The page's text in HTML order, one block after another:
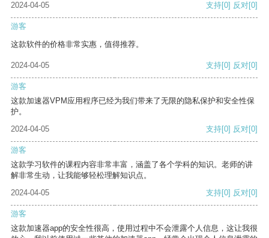
2024-04-05
支持[0] 反对[0]
游客
这款软件的价格非常实惠，值得推荐。
2024-04-05 支持[0] 反对[0]
游客
这款加速器VPM应用程序已经为我们带来了无限的隐私保护和安全性保
护。
2024-04-05
支持[0] 反对[0]
游客
这款学习软件的课程内容非常丰富，涵盖了各个学科的知识。老师的讲
解非常生动，让我能够轻松理解知识点。
2024-04-05
支持[0] 反对[0]
游客
这款加速器app的安全性很高，使用过程中不会泄露个人信息，这让我很